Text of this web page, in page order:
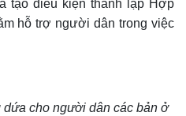
tạo điều kiện thành lập Hợp
hỗ trợ người dân trong việc
dứa cho người dân các bản ở